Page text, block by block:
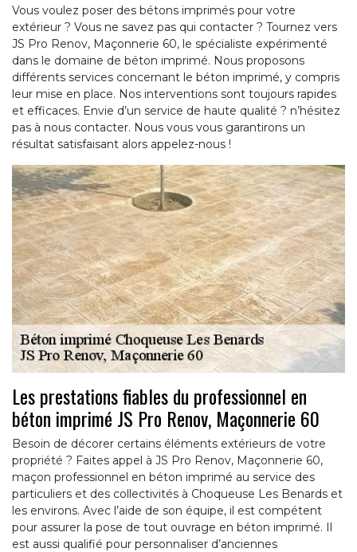
Vous voulez poser des bétons imprimés pour votre
extérieur ? Vous ne savez pas qui contacter ? Tournez vers
JS Pro Renov, Maçonnerie 60, le spécialiste expérimenté
dans le domaine de béton imprimé. Nous proposons
différents services concernant le béton imprimé, y compris
leur mise en place. Nos interventions sont toujours rapides
et efficaces. Envie d’un service de haute qualité ? n’hésitez
pas à nous contacter. Nous vous vous garantirons un
résultat satisfaisant alors appelez-nous !
Les prestations fiables du professionnel en
béton imprimé JS Pro Renov, Maçonnerie 60
Besoin de décorer certains éléments extérieurs de votre
propriété ? Faites appel à JS Pro Renov, Maçonnerie 60,
maçon professionnel en béton imprimé au service des
particuliers et des collectivités à Choqueuse Les Benards et
les environs. Avec l’aide de son équipe, il est compétent
pour assurer la pose de tout ouvrage en béton imprimé. Il
est aussi qualifié pour personnaliser d’anciennes